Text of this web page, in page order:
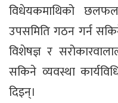
विधेयकमाथिको
उपसमिति गठन गर्न
विशेषज्ञ र
सकिने व्यवस्था
दिइन्।